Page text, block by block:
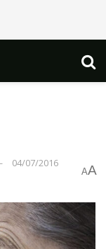
04/07/2016
AA